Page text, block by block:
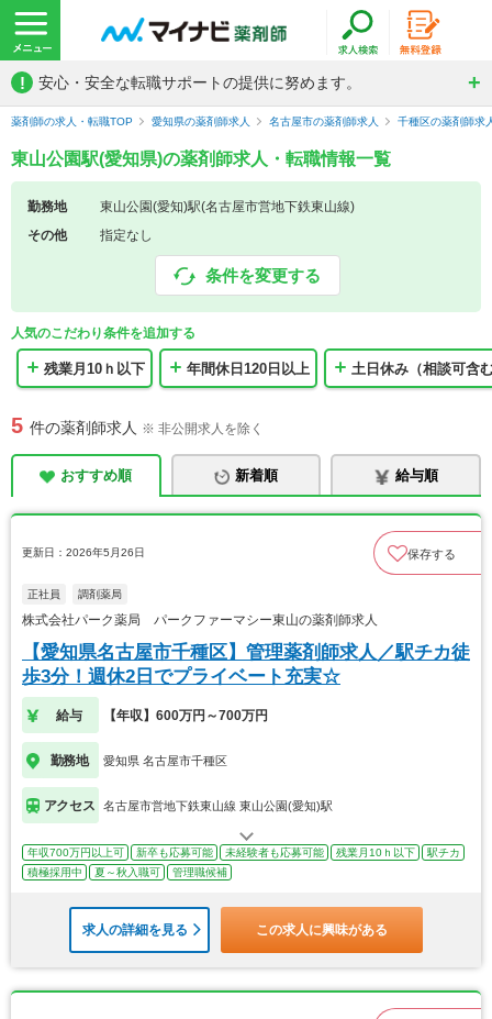
! 安心・安全な転職サポートの提供に努めます。
薬剤師の求人・転職TOP 愛知県の薬剤師求人 名古屋市の薬剤師求人 千種区の薬剤師求
東山公園駅(愛知県)の薬剤師求人・転職情報一覧
勤務地
東山公園(愛知)駅(名古屋市営地下鉄東山線)
その他
指定なし
条件を変更する
人気のこだわり条件を追加する
残業月10ｈ以下 年間休日120日以上 土日休み（相談可含
5 件の薬剤師求人 ※ 非公開求人を除く
おすすめ順 新着順 給与順
更新日：2026年5月26日 保存する
正社員 調剤薬局
株式会社パーク薬局 パークファーマシー東山の薬剤師求人
【愛知県名古屋市千種区】管理薬剤師求人／駅チカ徒
歩3分！週休2日でプライベート充実☆
給与 【年収】600万円～700万円
勤務地 愛知県 名古屋市千種区
アクセス 名古屋市営地下鉄東山線 東山公園(愛知)駅
年収700万円以上可 新卒も応募可能 未経験者も応募可能 残業月10ｈ以下
駅チカ
積極採用中
夏～秋入職可 管理職候補
求人の詳細を見る この求人に興味がある